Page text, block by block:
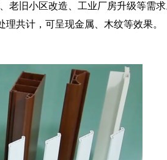
老旧小区改造、工业厂房升级等需
共计，可呈现金属、木纹等效果。